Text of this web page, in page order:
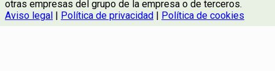
otras empresas del grupo de la empresa o de terceros.
Aviso legal | Política de privacidad | Política de cookies